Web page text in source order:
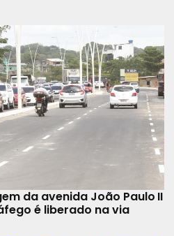
da avenida João Paulo II
é liberado na via